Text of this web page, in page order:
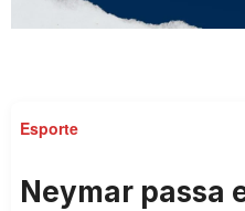
Esporte
Neymar passa